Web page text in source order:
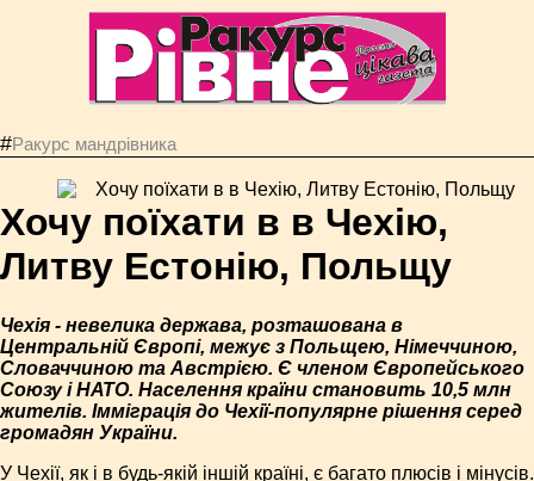
#Ракурс мандрівника
Хочу поїхати в в Чехію,
Литву Естонію, Польщу
Чехія - невелика держава, розташована в
Центральній Європі, межує з Польщею, Німеччиною,
Словаччиною та Австрією. Є членом Європейського
Союзу і НАТО. Населення країни становить 10,5 млн
жителів. Імміграція до Чехії-популярне рішення серед
громадян України.
У Чехії, як і в будь-якій іншій країні, є багато плюсів і мінусів.